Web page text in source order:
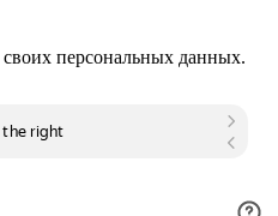
своих персональных данных.